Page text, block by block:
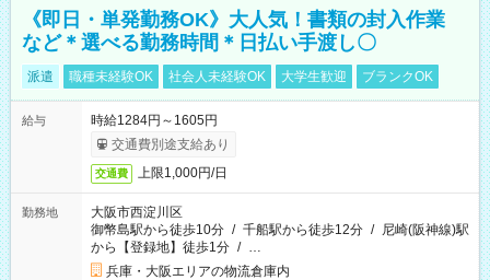
《即日・単発勤務OK》大人気！書類の封入作業
など＊選べる勤務時間＊日払い手渡し〇
派遣 職種未経験OK 社会人未経験OK 大学生歓迎 ブランクOK
給与
時給1284円～1605円
交通費別途支給あり
交通費 上限1,000円/日
勤務地
大阪市西淀川区
御幣島駅から徒歩10分 / 千船駅から徒歩12分 / 尼崎(阪神線)駅
から【登録地】徒歩1分 / …
兵庫・大阪エリアの物流倉庫内